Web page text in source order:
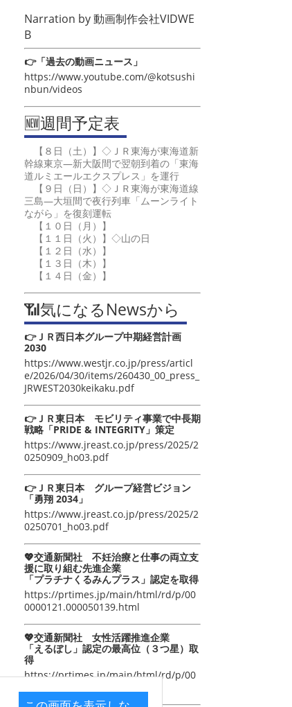
Narration by動画制作会社VIDWE
B
👉「過去の動画ニュース」
https://www.youtube.com/@kotsushi
nbun/videos
🆕週間予定表
【８日（土）】◇ＪＲ東海が東海道新
幹線東京―新大阪間で翌朝到着の「東海
道ルミエールエクスプレス」を運行
【９日（日）】◇ＪＲ東海が東海道線
三島―大垣間で夜行列車「ムーンライト
ながら」を復刻運転
【１０日（月）】
【１１日（火）】◇山の日
【１２日（水）】
【１３日（木）】
【１４日（金）】
📶気になるNewsから
👉ＪＲ西日本グループ中期経営計画
2030
https://www.westjr.co.jp/press/articl
e/2026/04/30/items/260430_00_press_
JRWEST2030keikaku.pdf
👉ＪＲ東日本 モビリティ事業で中長期
戦略「PRIDE & INTEGRITY」策定
https://www.jreast.co.jp/press/2025/2
0250909_ho03.pdf
👉ＪＲ東日本 グループ経営ビジョン
「勇翔 2034」
https://www.jreast.co.jp/press/2025/2
0250701_ho03.pdf
💖交通新聞社 不妊治療と仕事の両立支
援に取り組む先進企業
「プラチナくるみんプラス」認定を取得
https://prtimes.jp/main/html/rd/p/00
0000121.000050139.html
💖交通新聞社 女性活躍推進企業
「えるぼし」認定の最高位（３つ星）取
得
https://prtimes.jp/main/html/rd/p/00